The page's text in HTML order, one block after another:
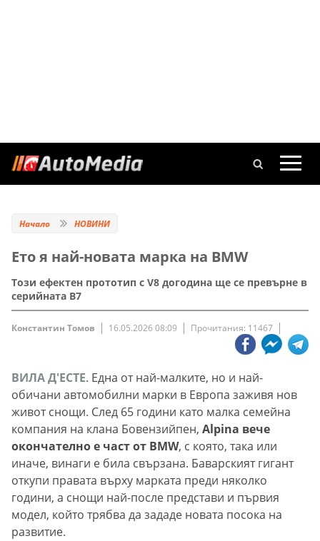
Начало НОВИНИ
Ето я най-новата марка на BMW
Този ефектен прототип с V8 догодина ще се превърне в
серийната B7
Константин Томов 16.05.2026 08:09 Прочитания: 11467
ВИЛА Д'ЕСТЕ. Eдна от най-малките, но и най-
обичани автомобилни марки в Европа заживя нов
живот снощи. След 65 години като малка семейна
компания на клана Бовензийпен, Alpina вече
окончателно е част от BMW, с която, така или
иначе, винаги е била свързана. Баварският гигант
откупи правата върху марката преди няколко
години, а снощи най-после представи и първия
модел, който трябва да зададе новата посока на
развитие.